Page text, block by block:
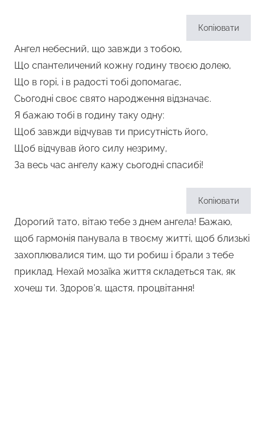
Копіювати
Ангел небесний, що завжди з тобою,
Що спантеличений кожну годину твоєю долею,
Що в горі, і в радості тобі допомагає,
Сьогодні своє свято народження відзначає.
Я бажаю тобі в годину таку одну:
Щоб завжди відчував ти присутність його,
Щоб відчував його силу незриму,
За весь час ангелу кажу сьогодні спасибі!
Копіювати
Дорогий тато, вітаю тебе з днем ангела! Бажаю,
щоб гармонія панувала в твоєму житті, щоб близькі
захоплювалися тим, що ти робиш і брали з тебе
приклад. Нехай мозаїка життя складеться так, як
хочеш ти. Здоров’я, щастя, процвітання!